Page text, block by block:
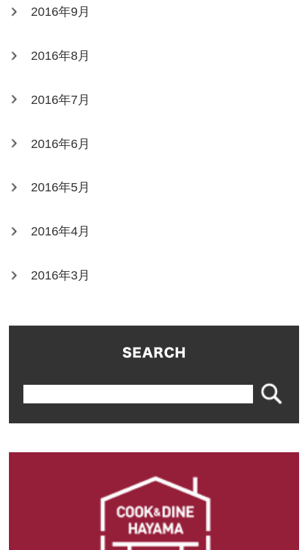
2016年9月
2016年8月
2016年7月
2016年6月
2016年5月
2016年4月
2016年3月